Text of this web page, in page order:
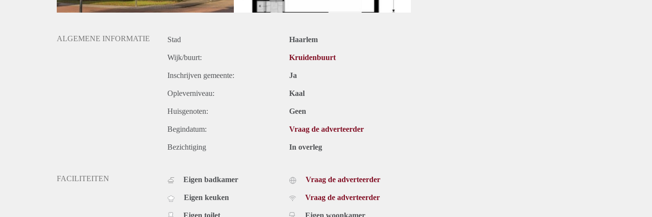
ALGEMENE INFORMATIE Stad Haarlem
Wijk/buurt: Kruidenbuurt
Inschrijven gemeente: Ja
Opleverniveau: Kaal
Huisgenoten: Geen
Begindatum: Vraag de adverteerder
Bezichtiging In overleg
FACILITEITEN Eigen badkamer
Eigen keuken
Vraag de adverteerder
Vraag de adverteerder